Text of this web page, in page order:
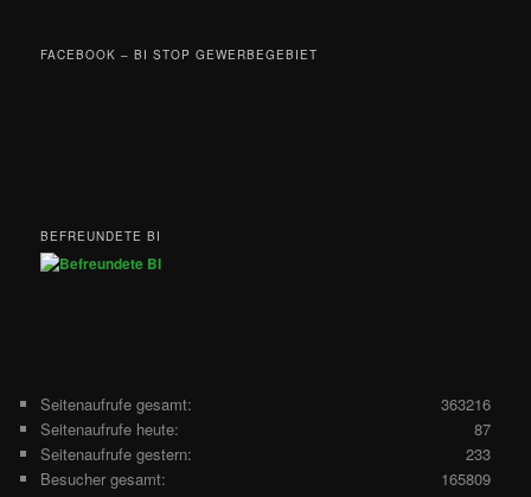
FACEBOOK – BI STOP GEWERBEGEBIET
BEFREUNDETE BI
363216
Seitenaufrufe gesamt:
87
Seitenaufrufe heute:
233
Seitenaufrufe gestern:
165809
Besucher gesamt: